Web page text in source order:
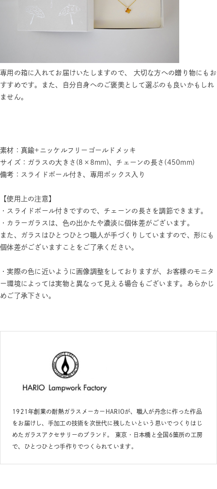
専用の箱に入れてお届けいたしますので、 大切な方への贈り物にもお
すすめです。また、自分自身へのご褒美として選ぶのも良いかもしれ
ません。
素材：真鍮+ニッケルフリーゴールドメッキ
サイズ：ガラスの大きさ(8×8mm)、チェーンの長さ(450mm)
備考：スライドボール付き、専用ボックス入り
【使用上の注意】
・スライドボール付きですので、チェーンの長さを調節できます。
・カラーガラスは、色の出かたや濃淡に個体差がございます。
また、ガラスはひとつひとつ職人が手づくりしていますので、形にも
個体差がございますことをご了承ください。
・実際の色に近いように画像調整をしておりますが、お客様のモニタ
ー環境によっては実物と異なって見える場合もございます。あらかじ
めご了承下さい。
1921年創業の耐熱ガラスメーカーHARIOが、職人が丹念に作った作品
をお届けし、手加工の技術を次世代に残したいという思いでつくりはじ
めたガラスアクセサリーのブランド。 東京・日本橋と全国6箇所の工房
で、ひとつひとつ手作りでつくられています。